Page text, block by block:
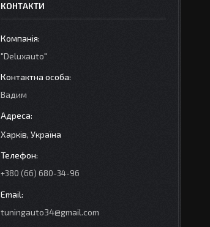
КОНТАКТИ
"Deluxauto"
Вадим
Харків, Україна
+380 (66) 680-34-96
tuningauto34@gmail.com